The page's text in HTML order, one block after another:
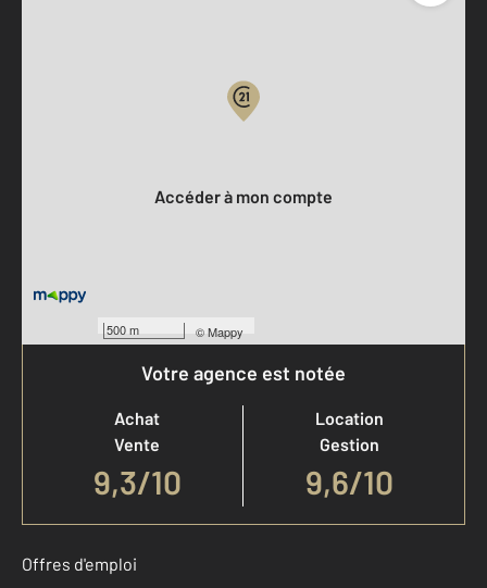
500 m ©Mappy
Accéder à mon compte
Votre agence est notée
Achat
Vente
9,3/10
Location
Gestion
9,6/10
Offres d'emploi